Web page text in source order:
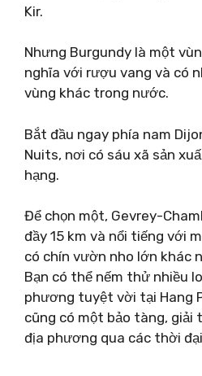
Kir.
Nhưng Burgundy là một
nghĩa với rượu vang và có
vùng khác trong nước.
Bắt đầu ngay phía nam
Nuits, nơi có sáu xã sản
hạng.
Để chọn một, Gevrey-
đầy 15 km và nổi tiếng với
có chín vườn nho lớn khác
Bạn có thể nếm thử nhiều
phương tuyệt vời tại Hang
cũng có một bảo tàng, giải
địa phương qua các thời